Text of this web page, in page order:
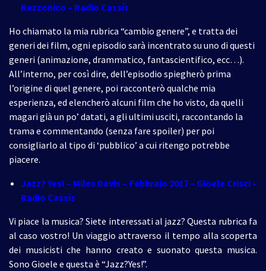
Rezzonico – Radio Cassís
Ho chiamato la mia rubrica “cambio genere”, e tratta dei
generi dei film, ogni episodio sarà incentrato su uno di questi
generi (animazione, drammatico, fantascientifico, ecc…).
All’interno, per così dire, dell’episodio spiegherò prima
l’origine di quel genere, poi racconterò qualche mia
esperienza, ed elencherò alcuni film che ho visto, da quelli
magari già un po’ datati, a gli ultimi usciti, raccontando la
trama e commentando (senza fare spoiler) per poi
consigliarlo al tipo di ‘pubblico’ a cui ritengo potrebbe
piacere.
Jazz? Yes! – Miles Davis – Febbraio 2017– Gioele Crisci –
Radio Cassís
Vi piace la musica? Siete interessati al jazz? Questa rubrica fa
al caso vostro! Un viaggio attraverso il tempo alla scoperta
dei musicisti che hanno creato e suonato questa musica.
Sono Gioele e questa è “Jazz?Yes!”.